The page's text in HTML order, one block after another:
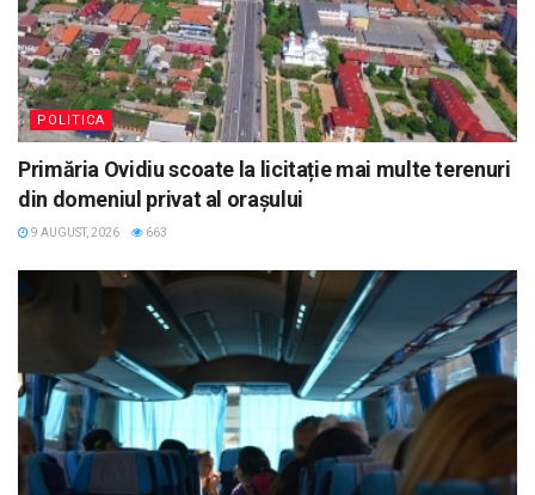
POLITICA
Primăria Ovidiu scoate la licitație mai multe terenuri
din domeniul privat al orașului
9 AUGUST, 2026 663